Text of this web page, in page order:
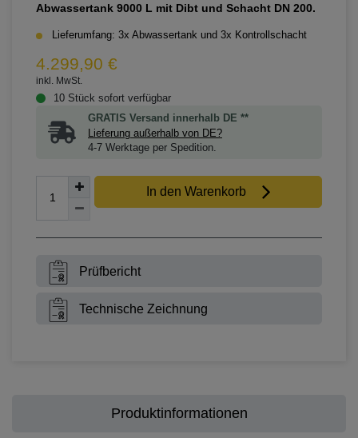
Abwassertank 9000 L mit Dibt und Schacht DN 200.
Lieferumfang: 3x Abwassertank und 3x Kontrollschacht
4.299,90 €
inkl. MwSt.
10 Stück sofort verfügbar
GRATIS Versand innerhalb DE **
Lieferung außerhalb von DE?
4-7 Werktage per Spedition.
In den Warenkorb
Prüfbericht
Technische Zeichnung
Produktinformationen